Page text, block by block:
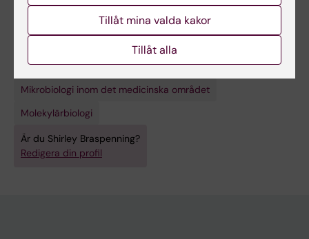
Forskningsområden:
Cellbiologi
Mikrobiologi (Medicinska aspekter under 30109 och
lantbruksvetenskapliga under 40302)
Mikrobiologi inom det medicinska området
Molekylärbiologi
Är du Shirley Braspenning?
Redigera din profil
Tillåt mina valda kakor
Tillåt alla